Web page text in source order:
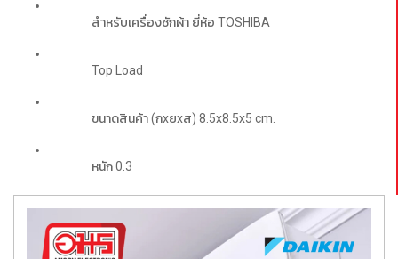
สำหรับเครื่องซักผ้า ยี่ห้อ TOSHIBA
Top Load
ขนาดสินค้า (กxยxส) 8.5x8.5x5 cm.
หนัก 0.3